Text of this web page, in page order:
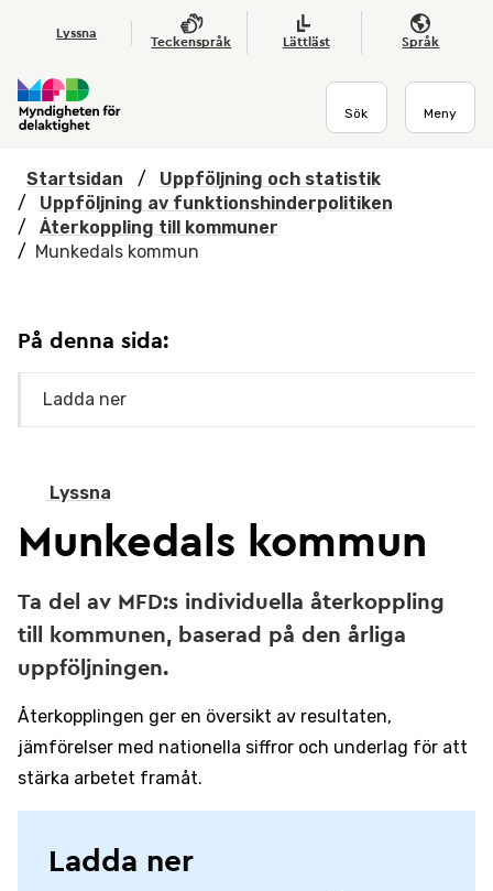
Hoppa till huvudmenyn
Lyssna
Teckenspråk Lättläst Språk
Sök Meny
Startsidan /
Uppföljning och statistik
/
Uppföljning av funktionshinderpolitiken
/
Återkoppling till kommuner
/ Munkedals kommun
Lyssna
Munkedals kommun
Ta del av MFD:s individuella återkoppling
till kommunen, baserad på den årliga
uppföljningen.
Återkopplingen ger en översikt av resultaten,
jämförelser med nationella siffror och underlag för att
stärka arbetet framåt.
Ladda ner
På denna sida:
Ladda ner